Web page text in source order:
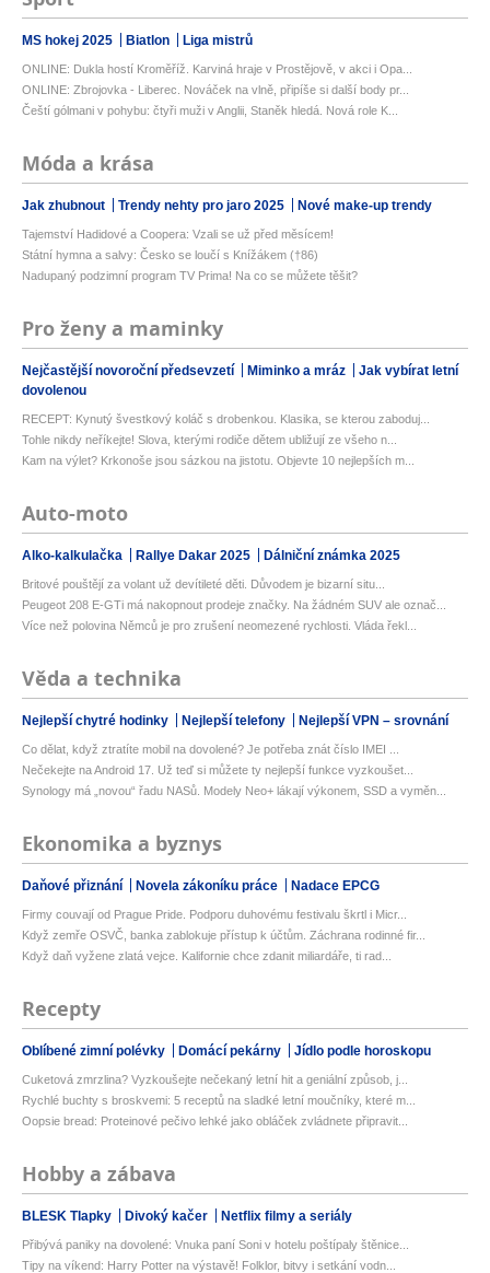
MS hokej 2025 Biatlon Liga mistrů
ONLINE: Dukla hostí Kroměříž. Karviná hraje v Prostějově, v akci i Opa...
ONLINE: Zbrojovka - Liberec. Nováček na vlně, připíše si další body pr...
Čeští gólmani v pohybu: čtyři muži v Anglii, Staněk hledá. Nová role K...
Móda a krása
Jak zhubnout Trendy nehty pro jaro 2025 Nové make-up trendy
Tajemství Hadidové a Coopera: Vzali se už před měsícem!
Státní hymna a salvy: Česko se loučí s Knížákem (†86)
Nadupaný podzimní program TV Prima! Na co se můžete těšit?
Pro ženy a maminky
Nejčastější novoroční předsevzetí Miminko a mráz
Jak vybírat letní
dovolenou
RECEPT: Kynutý švestkový koláč s drobenkou. Klasika, se kterou zaboduj...
Tohle nikdy neříkejte! Slova, kterými rodiče dětem ubližují ze všeho n...
Kam na výlet? Krkonoše jsou sázkou na jistotu. Objevte 10 nejlepších m...
Auto-moto
Alko-kalkulačka Rallye Dakar 2025 Dálniční známka 2025
Britové pouštějí za volant už devítileté děti. Důvodem je bizarní situ...
Peugeot 208 E-GTi má nakopnout prodeje značky. Na žádném SUV ale označ...
Více než polovina Němců je pro zrušení neomezené rychlosti. Vláda řekl...
Věda a technika
Nejlepší chytré hodinky Nejlepší telefony Nejlepší VPN – srovnání
Co dělat, když ztratíte mobil na dovolené? Je potřeba znát číslo IMEI ...
Nečekejte na Android 17. Už teď si můžete ty nejlepší funkce vyzkoušet...
Synology má „novou“ řadu NASů. Modely Neo+ lákají výkonem, SSD a vyměn...
Ekonomika a byznys
Daňové přiznání Novela zákoníku práce Nadace EPCG
Firmy couvají od Prague Pride. Podporu duhovému festivalu škrtl i Micr...
Když zemře OSVČ, banka zablokuje přístup k účtům. Záchrana rodinné fir...
Když daň vyžene zlatá vejce. Kalifornie chce zdanit miliardáře, ti rad...
Recepty
Oblíbené zimní polévky Domácí pekárny Jídlo podle horoskopu
Cuketová zmrzlina? Vyzkoušejte nečekaný letní hit a geniální způsob, j...
Rychlé buchty s broskvemi: 5 receptů na sladké letní moučníky, které m...
Oopsie bread: Proteinové pečivo lehké jako obláček zvládnete připravit...
Hobby a zábava
BLESK Tlapky Divoký kačer Netflix filmy a seriály
Přibývá paniky na dovolené: Vnuka paní Soni v hotelu poštípaly štěnice...
Tipy na víkend: Harry Potter na výstavě! Folklor, bitvy i setkání vodn...